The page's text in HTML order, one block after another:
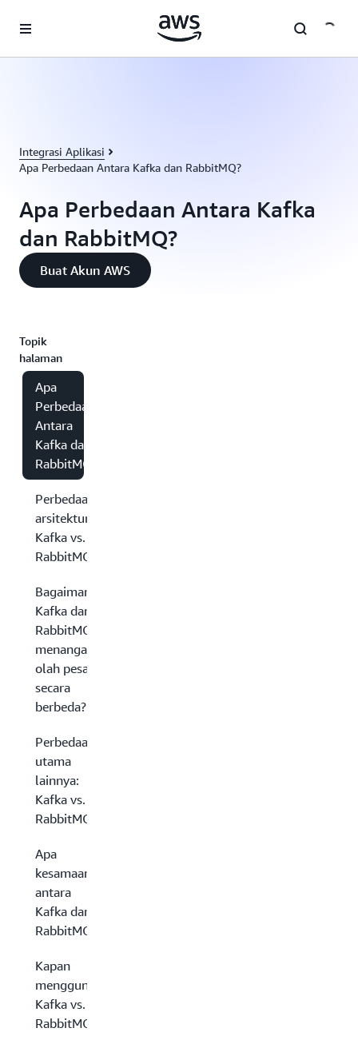
Integrasi Aplikasi
Apa Perbedaan Antara Kafka dan RabbitMQ?
Apa Perbedaan Antara Kafka
dan RabbitMQ?
Buat Akun AWS
Topik
halaman
Apa
Perbedaan
Antara
Kafka dan
RabbitMQ?
Perbedaan
arsitektur:
Kafka vs.
RabbitMQ
Bagaimana
Kafka dan
RabbitMQ
menangani
olah pesan
secara
berbeda?
Perbedaan
utama
lainnya:
Kafka vs.
RabbitMQ
Apa
kesamaan
antara
Kafka dan
RabbitMQ?
Kapan
menggunakan
Kafka vs.
RabbitMQ